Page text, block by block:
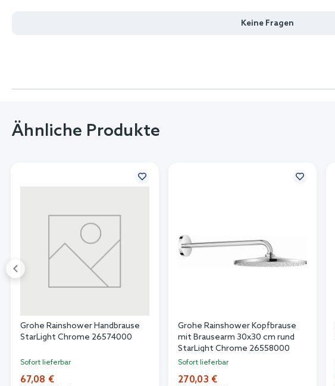
Keine Fragen
Ähnliche Produkte
Grohe Rainshower Handbrause
StarLight Chrome 26574000
Sofort lieferbar
67,08 €
Grohe Rainshower Kopfbrause
mit Brausearm 30x30 cm rund
StarLight Chrome 26558000
Sofort lieferbar
270,03 €